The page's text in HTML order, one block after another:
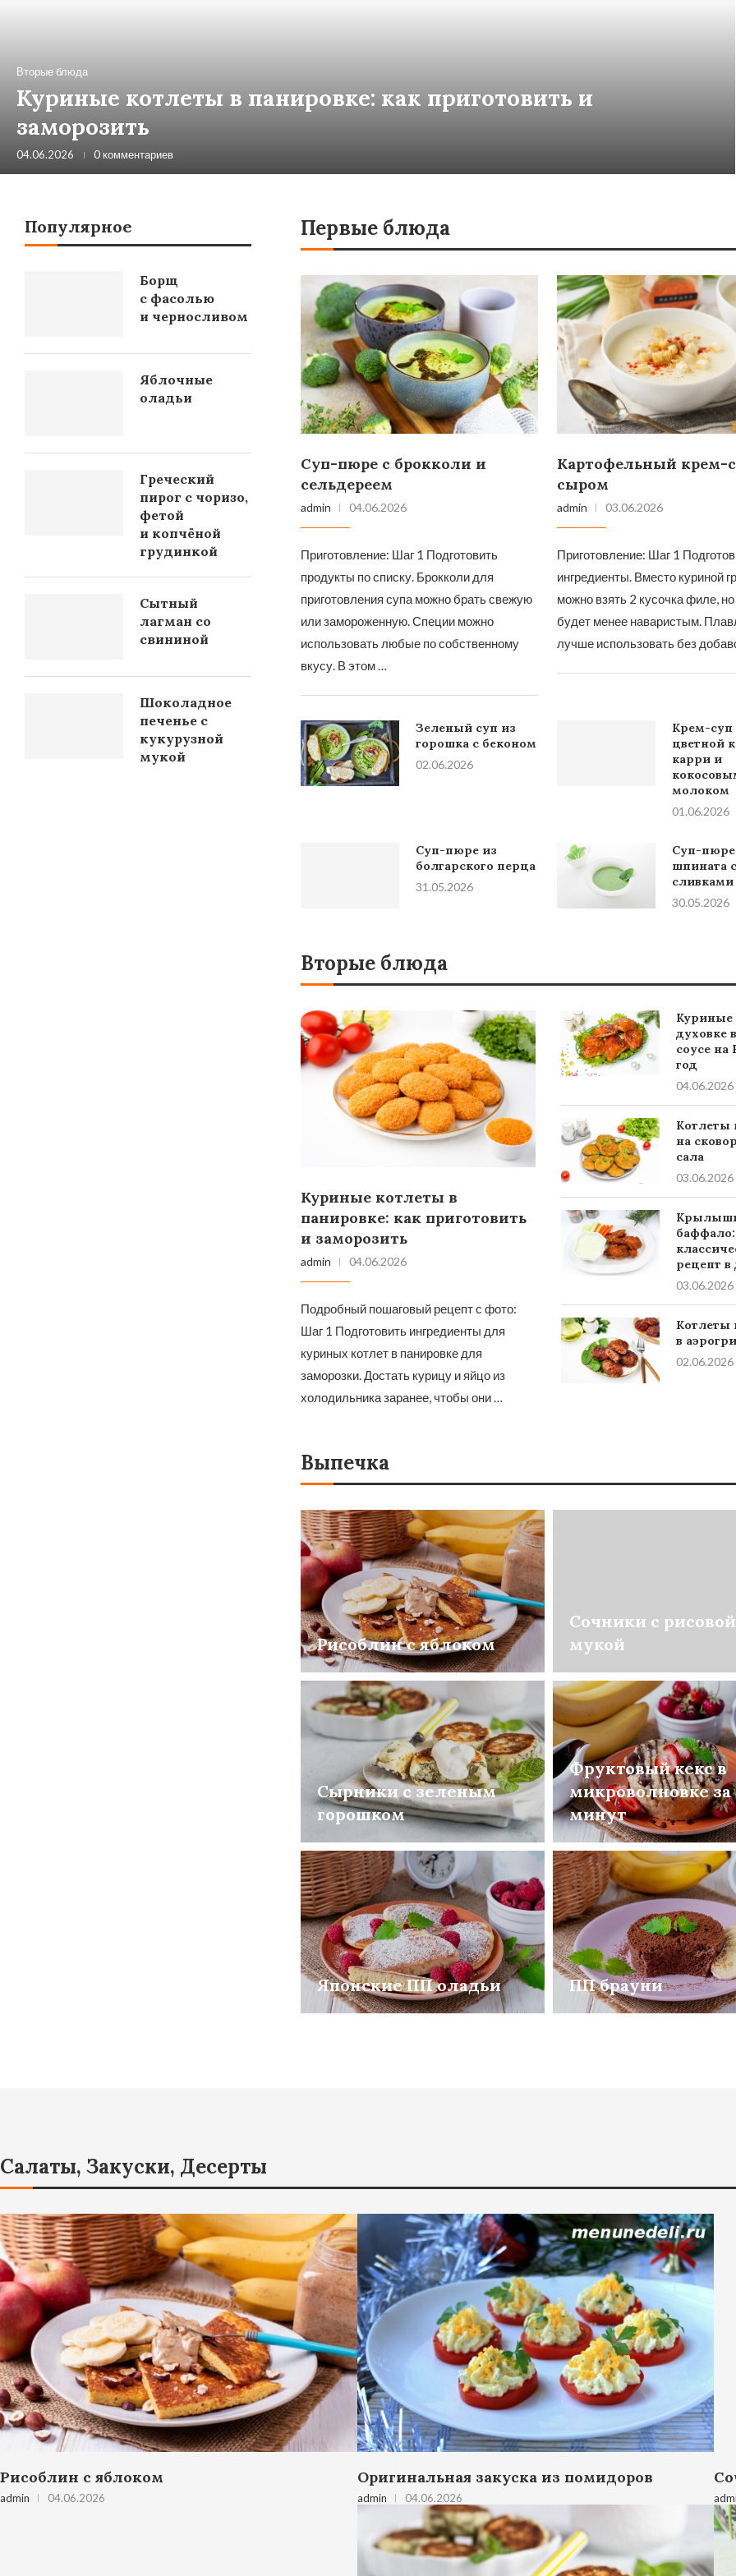
Вторые блюда
Куриные котлеты в панировке: как приготовить и
заморозить
04.06.2026 0 комментариев
Популярное
Борщ
с фасолью
и черносливом
Яблочные
оладьи
Греческий
пирог с чоризо,
фетой
и копчёной
грудинкой
Сытный
лагман со
свининой
Шоколадное
печенье с
кукурузной
мукой
Первые блюда
Суп-пюре с брокколи и
сельдереем
admin 04.06.2026
Приготовление: Шаг 1 Подготовить
продукты по списку. Брокколи для
приготовления супа можно брать свежую
или замороженную. Специи можно
использовать любые по собственному
вкусу. В этом …
Картофельный крем-
сыром
admin 03.06.2026
Приготовление: Шаг 1
ингредиенты. Вместо куриной
можно взять 2 кусочка филе,
будет менее наваристым.
лучше использовать без
Зеленый суп из
горошка с беконом
02.06.2026
Крем-суп
цветной
карри и
молоком
01.06.2026
Суп-пюре из
болгарского перца
31.05.2026
Суп-
шпината
сливками
30.05.2026
Вторые блюда
Куриные котлеты в
панировке: как приготовить
и заморозить
admin 04.06.2026
Подробный пошаговый рецепт с фото:
Шаг 1 Подготовить ингредиенты для
куриных котлет в панировке для
заморозки. Достать курицу и яйцо из
холодильника заранее, чтобы они …
Куриные
духовке
соусе
год
04.06.2026
Котлеты
на
сала
03.06.2026
баффало:
рецепт в
03.06.2026
Котлеты
в
02.06.2026
Выпечка
Рисоблин с яблоком
Сочники с рисовой
мукой
Сырники с зеленым
горошком
Фруктовый кекс в
микроволновке за
минут
Японские ПП оладьи ПП брауни
Салаты, Закуски, Десерты
Рисоблин с яблоком
admin 04.06.2026
Оригинальная закуска из помидоров
admin 04.06.2026